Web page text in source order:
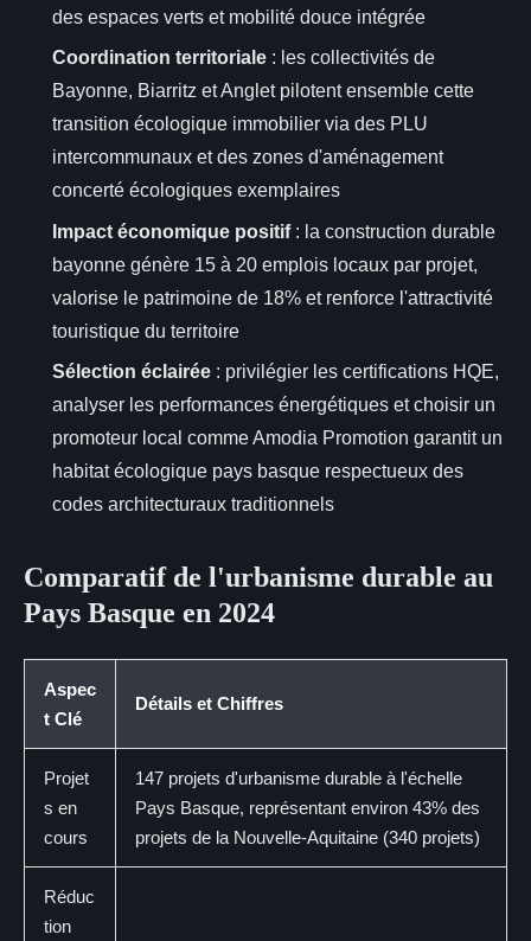
des espaces verts et mobilité douce intégrée
Coordination territoriale : les collectivités de
Bayonne, Biarritz et Anglet pilotent ensemble cette
transition écologique immobilier via des PLU
intercommunaux et des zones d'aménagement
concerté écologiques exemplaires
Impact économique positif: la construction durable
bayonne génère 15 à 20 emplois locaux par projet,
valorise le patrimoine de 18% et renforce l'attractivité
touristique du territoire
Sélection éclairée : privilégier les certifications HQE,
analyser les performances énergétiques et choisir un
promoteur local comme Amodia Promotion garantit un
habitat écologique pays basque respectueux des
codes architecturaux traditionnels
Comparatif de l'urbanisme durable au
Pays Basque en 2024
Aspec
t Clé
Détails et Chiffres
Projet
s en
cours
147 projets d'urbanisme durable à l'échelle
Pays Basque, représentant environ 43% des
projets de la Nouvelle-Aquitaine (340 projets)
Réduc
tion